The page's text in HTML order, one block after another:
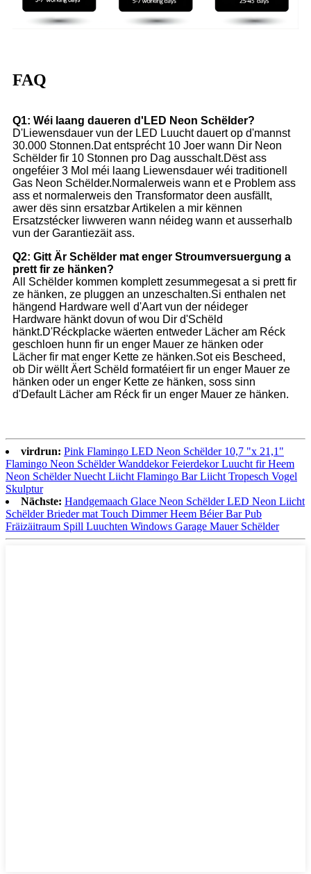
FAQ
Q1: Wéi laang daueren d'LED Neon Schëlder?
D'Liewensdauer vun der LED Luucht dauert op d'mannst
30.000 Stonnen.Dat entsprécht 10 Joer wann Dir Neon
Schëlder fir 10 Stonnen pro Dag ausschalt.Dëst ass
ongeféier 3 Mol méi laang Liewensdauer wéi traditionell
Gas Neon Schëlder.Normalerweis wann et e Problem ass
ass et normalerweis den Transformator deen ausfällt,
awer dës sinn ersatzbar Artikelen a mir kënnen
Ersatzstécker liwweren wann néideg wann et ausserhalb
vun der Garantiezäit ass.
Q2: Gitt Är Schëlder mat enger Stroumversuergung a
prett fir ze hänken?
All Schëlder kommen komplett zesummegesat a si prett fir
ze hänken, ze pluggen an unzeschalten.Si enthalen net
hängend Hardware well d'Aart vun der néideger
Hardware hänkt dovun of wou Dir d'Schëld
hänkt.D'Réckplacke wäerten entweder Lächer am Réck
geschloen hunn fir un enger Mauer ze hänken oder
Lächer fir mat enger Kette ze hänken.Sot eis Bescheed,
ob Dir wëllt Äert Schëld formatéiert fir un enger Mauer ze
hänken oder un enger Kette ze hänken, soss sinn
d'Default Lächer am Réck fir un enger Mauer ze hänken.
virdrun: Pink Flamingo LED Neon Schëlder 10,7 "x 21,1"
Flamingo Neon Schëlder Wanddekor Feierdekor Luucht fir Heem
Neon Schëlder Nuecht Liicht Flamingo Bar Liicht Tropesch Vogel
Skulptur
Nächste: Handgemaach Glace Neon Schëlder LED Neon Liicht
Schëlder Brieder mat Touch Dimmer Heem Béier Bar Pub
Fräizäitraum Spill Luuchten Windows Garage Mauer Schëlder